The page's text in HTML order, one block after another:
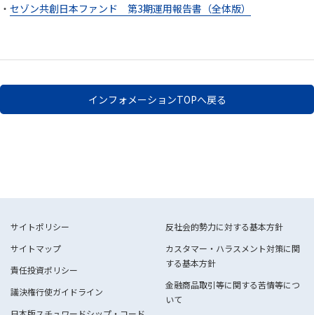
・ セゾン共創日本ファンド 第3期運用報告書（全体版）
インフォメーションTOPへ戻る
サイトポリシー
サイトマップ
責任投資ポリシー
議決権行使ガイドライン
反社会的勢力に対する基本方針
カスタマー・ハラスメント対策に関
する基本方針
金融商品取引等に関する苦情等につ
いて